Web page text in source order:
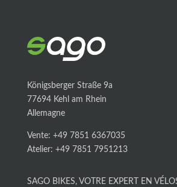
Königsberger Straße 9a
77694 Kehl am Rhein
Allemagne
Vente: +49 7851 6367035
Atelier: +49 7851 7951213
SAGO BIKES, VOTRE EXPERT EN